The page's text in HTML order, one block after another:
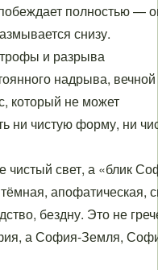
полностью —
снизу.
и разрыва
надрыва, вечной
который не может
ни чистую форму, ни
свет, а «блик
апофатическая,
бездну. Это не
а София-Земля,